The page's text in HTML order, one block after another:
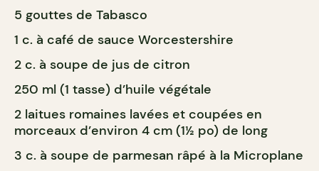
5 gouttes de Tabasco
1 c. à café de sauce Worcestershire
2 c. à soupe de jus de citron
250 ml (1 tasse) d’huile végétale
2 laitues romaines lavées et coupées en
morceaux d’environ 4 cm (1½ po) de long
3 c. à soupe de parmesan râpé à la Microplane